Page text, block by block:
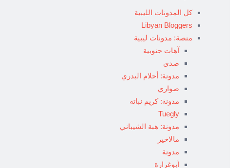
كل المدونات الليبية
Libyan Bloggers
منصة: مدونات ليبية
آهات جنوبية
صدى
مدونة: أحلام البدري
صواري
مدونة: كريم نباته
Tuegly
مدونة: هبة الشيباني
مالاخير
مدونة
أبوغرارة